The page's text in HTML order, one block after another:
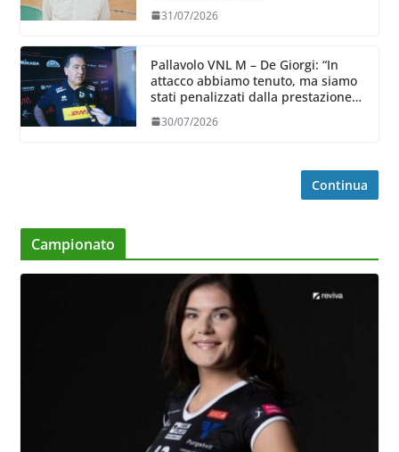
31/07/2026
Pallavolo VNL M – De Giorgi: “In
attacco abbiamo tenuto, ma siamo
stati penalizzati dalla prestazione
in ricezione, è la prima volta”
30/07/2026
Continua
Campionato